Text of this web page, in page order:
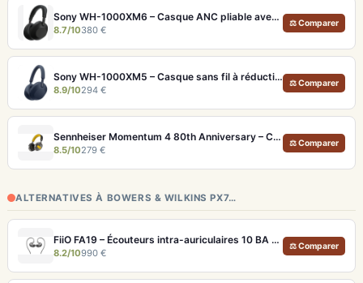
Sony WH-1000XM6 – Casque ANC pliable avec son amélioré et égaliseur réglable
8.7/10380 €
⚖ Comparer
Sony WH-1000XM5 – Casque sans fil à réduction de bruit active et Hi-Res LDAC
8.9/10294 €
⚖ Comparer
Sennheiser Momentum 4 80th Anniversary – Casque Bluetooth édition limitée 60h
8.5/10279 €
⚖ Comparer
ALTERNATIVES À BOWERS & WILKINS PX7…
FiiO FA19 – Écouteurs intra-auriculaires 10 BA Knowles avec technologie S.Turbo
8.2/10990 €
⚖ Comparer